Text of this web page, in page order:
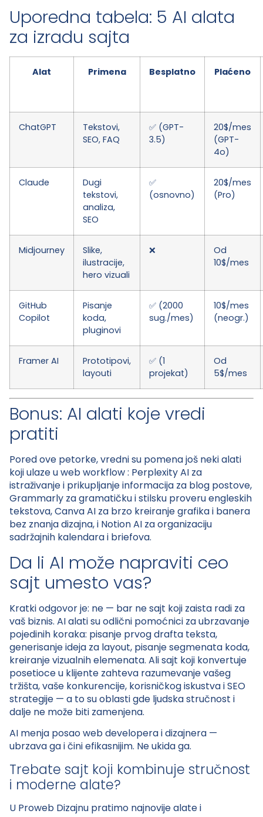
Uporedna tabela: 5 AI alata
za izradu sajta
Alat Primena Besplatno Plaćeno
ChatGPT
Tekstovi,
SEO, FAQ
✅ (GPT-
3.5)
20$/mes
(GPT-
4o)
Claude
Dugi
tekstovi,
analiza,
SEO
✅
(osnovno)
20$/mes
(Pro)
Midjourney
Slike,
ilustracije,
hero vizuali
❌
Od
10$/mes
GitHub
Copilot
Pisanje
koda,
pluginovi
✅ (2000
sug./mes)
10$/mes
(neogr.)
Framer AI
Prototipovi,
layouti
✅ (1
projekat)
Od
5$/mes
Bonus: AI alati koje vredi
pratiti
Pored ove petorke, vredni su pomena još neki alati
koji ulaze u web workflow : Perplexity AI za
istraživanje i prikupljanje informacija za blog postove,
Grammarly za gramatičku i stilsku proveru engleskih
tekstova, Canva AI za brzo kreiranje grafika i banera
bez znanja dizajna, i Notion AI za organizaciju
sadržajnih kalendara i briefova.
Da li AI može napraviti ceo
sajt umesto vas?
Kratki odgovor je: ne — bar ne sajt koji zaista radi za
vaš biznis. AI alati su odlični pomoćnici za ubrzavanje
pojedinih koraka: pisanje prvog drafta teksta,
generisanje ideja za layout, pisanje segmenata koda,
kreiranje vizualnih elemenata. Ali sajt koji konvertuje
posetioce u klijente zahteva razumevanje vašeg
tržišta, vaše konkurencije, korisničkog iskustva i SEO
strategije — a to su oblasti gde ljudska stručnost i
dalje ne može biti zamenjena.
AI menja posao web developera i dizajnera —
ubrzava ga i čini efikasnijim. Ne ukida ga.
Trebate sajt koji kombinuje stručnost
i moderne alate?
U Proweb Dizajnu pratimo najnovije alate i